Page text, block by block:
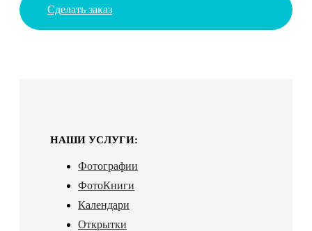
Сделать заказ
НАШИ УСЛУГИ:
Фотографии
ФотоКниги
Календари
Открытки